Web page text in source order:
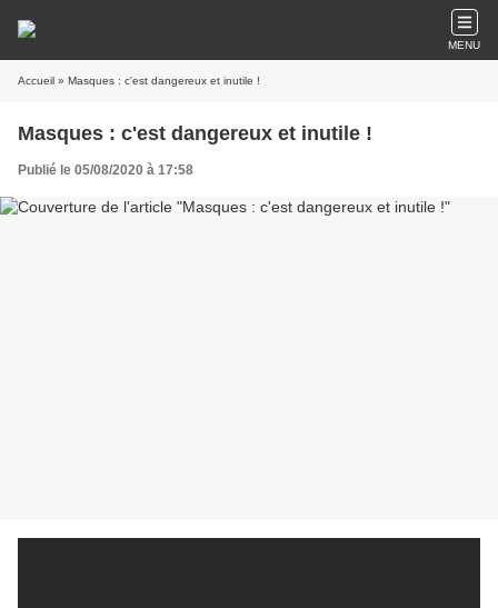
MENU
Accueil » Masques : c'est dangereux et inutile !
Masques : c'est dangereux et inutile !
Publié le 05/08/2020 à 17:58